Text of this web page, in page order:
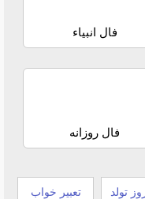
فال انبیاء
فال روزانه
تولد تعبیر خواب